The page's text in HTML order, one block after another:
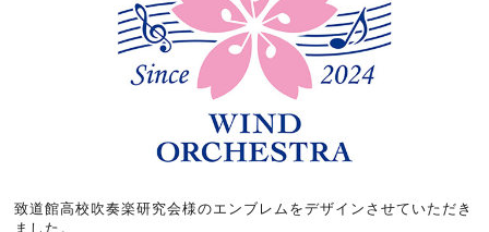
致道館高校吹奏楽研究会様のエンブレム をデザインさせていただき
ました。